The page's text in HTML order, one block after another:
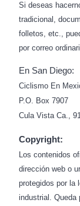
Si deseas
tradicional,
folletos, etc.,
por correo
En San Diego:
Ciclismo En
P.O. Box 7907
Cula Vista Ca.,
Copyright:
Los contenidos
dirección web o
protegidos por la
industrial. Queda